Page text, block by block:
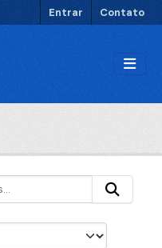
Entrar Contato